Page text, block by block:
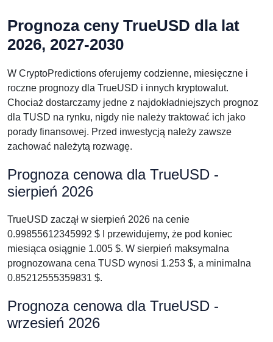
Prognoza ceny TrueUSD dla lat
2026, 2027-2030
W CryptoPredictions oferujemy codzienne, miesięczne i
roczne prognozy dla TrueUSD i innych kryptowalut.
Chociaż dostarczamy jedne z najdokładniejszych prognoz
dla TUSD na rynku, nigdy nie należy traktować ich jako
porady finansowej. Przed inwestycją należy zawsze
zachować należytą rozwagę.
Prognoza cenowa dla TrueUSD -
sierpień 2026
TrueUSD zaczął w sierpień 2026 na cenie
0.99855612345992 $ I przewidujemy, że pod koniec
miesiąca osiągnie 1.005 $. W sierpień maksymalna
prognozowana cena TUSD wynosi 1.253 $, a minimalna
0.85212555359831 $.
Prognoza cenowa dla TrueUSD -
wrzesień 2026